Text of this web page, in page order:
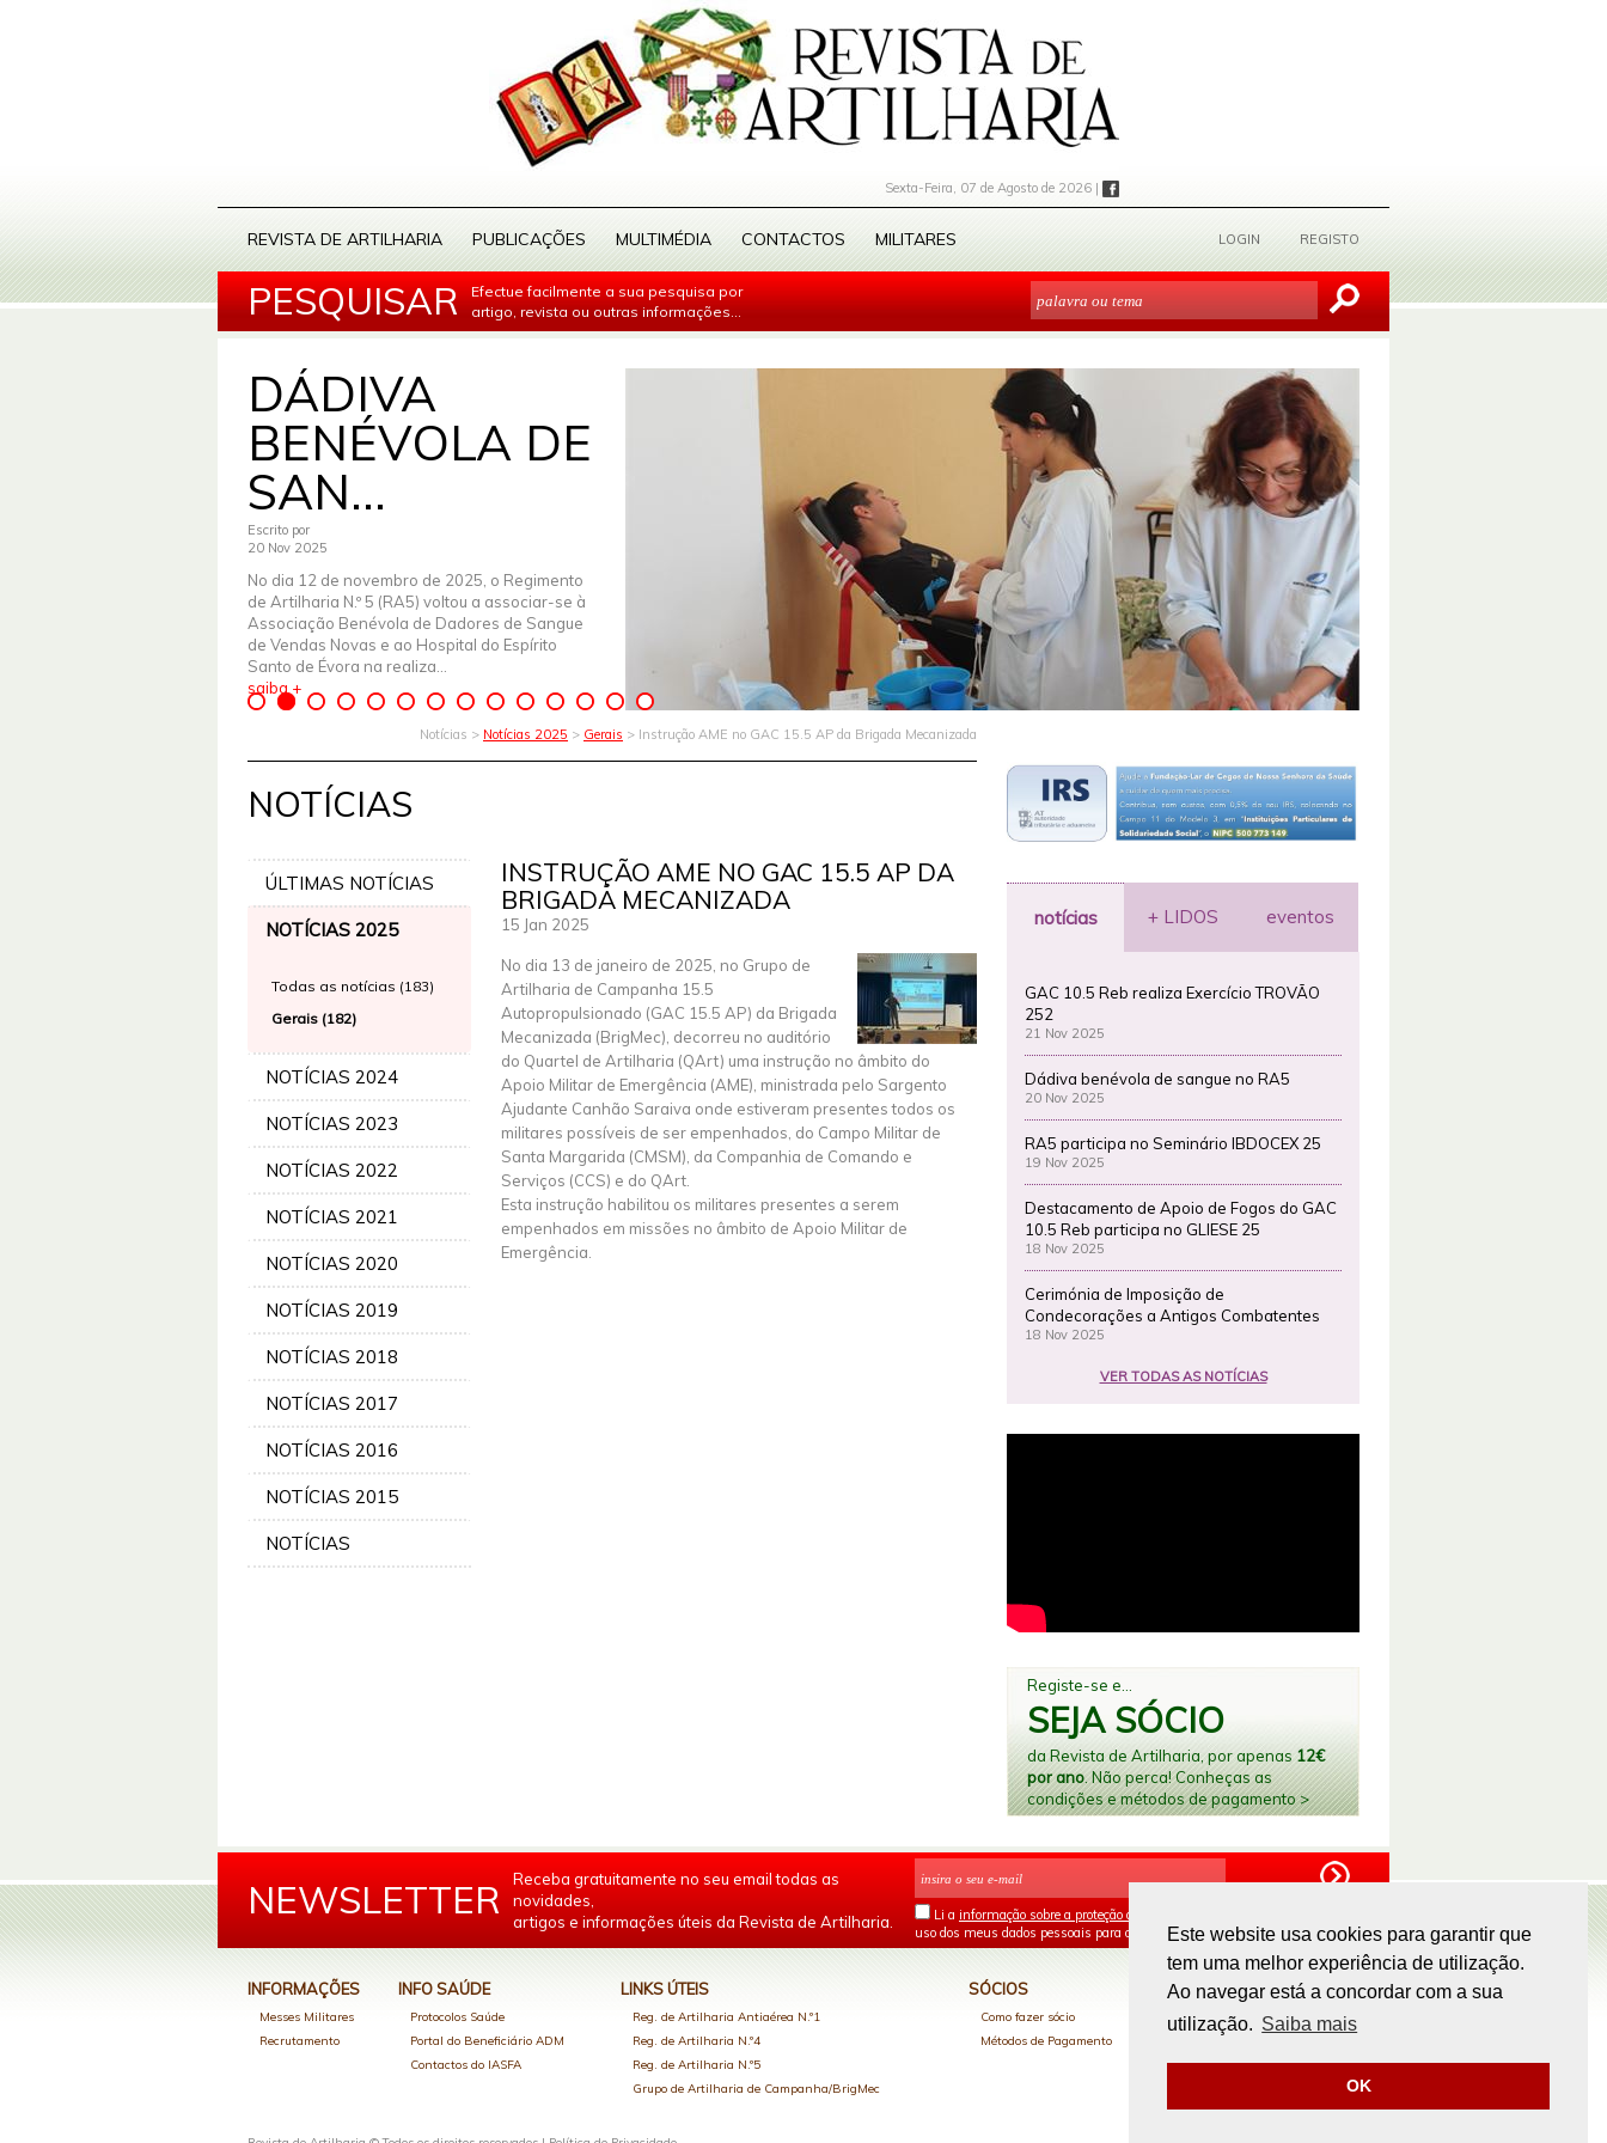
Este website usa cookies para garantir que
tem uma melhor experiência de utilização.
Ao navegar está a concordar com a sua
utilização. Saiba mais
OK
Sexta-Feira, 07 de Agosto de 2026 |
REVISTA DE ARTILHARIA PUBLICAÇÕES MULTIMÉDIA CONTACTOS MILITARES LOGIN REGISTO
PESQUISAR
Efectue facilmente a sua pesquisa por
artigo, revista ou outras informações...
DÁDIVA
BENÉVOLA DE
SAN...
Escrito por
20 Nov 2025
No dia 12 de novembro de 2025, o Regimento
de Artilharia N.º 5 (RA5) voltou a associar-se à
Associação Benévola de Dadores de Sangue
de Vendas Novas e ao Hospital do Espírito
Santo de Évora na realiza...
saiba +
Notícias > Notícias 2025 > Gerais > Instrução AME no GAC 15.5 AP da Brigada Mecanizada
NOTÍCIAS
ÚLTIMAS NOTÍCIAS
NOTÍCIAS 2025
Todas as notícias (183)
Gerais (182)
NOTÍCIAS 2024
NOTÍCIAS 2023
NOTÍCIAS 2022
NOTÍCIAS 2021
NOTÍCIAS 2020
NOTÍCIAS 2019
NOTÍCIAS 2018
NOTÍCIAS 2017
NOTÍCIAS 2016
NOTÍCIAS 2015
NOTÍCIAS
INSTRUÇÃO AME NO GAC 15.5 AP DA
BRIGADA MECANIZADA
15 Jan 2025
No dia 13 de janeiro de 2025, no Grupo de
Artilharia de Campanha 15.5
Autopropulsionado (GAC 15.5 AP) da Brigada
Mecanizada (BrigMec), decorreu no auditório
do Quartel de Artilharia (QArt) uma instrução no âmbito do
Apoio Militar de Emergência (AME), ministrada pelo Sargento
Ajudante Canhão Saraiva onde estiveram presentes todos os
militares possíveis de ser empenhados, do Campo Militar de
Santa Margarida (CMSM), da Companhia de Comando e
Serviços (CCS) e do QArt.
Esta instrução habilitou os militares presentes a serem
empenhados em missões no âmbito de Apoio Militar de
Emergência.
notícias + LIDOS eventos
GAC 10.5 Reb realiza Exercício TROVÃO
252
21 Nov 2025
Dádiva benévola de sangue no RA5
20 Nov 2025
RA5 participa no Seminário IBDOCEX 25
19 Nov 2025
Destacamento de Apoio de Fogos do GAC
10.5 Reb participa no GLIESE 25
18 Nov 2025
Cerimónia de Imposição de
Condecorações a Antigos Combatentes
18 Nov 2025
VER TODAS AS NOTÍCIAS
Registe-se e...
SEJA SÓCIO
da Revista de Artilharia, por apenas 12€
por ano. Não perca! Conheças as
condições e métodos de pagamento >
NEWSLETTER
Receba gratuitamente no seu email todas as
novidades,
artigos e informações úteis da Revista de Artilharia.
Li a informação sobre a proteção de dados
uso dos meus dados pessoais para os fins mencionados.
INFORMAÇÕES
Messes Militares
Recrutamento
INFO SAÚDE
Protocolos Saúde
Portal do Beneficiário ADM
Contactos do IASFA
LINKS ÚTEIS
Reg. de Artilharia Antiaérea N.º1
Reg. de Artilharia N.º4
Reg. de Artilharia N.º5
Grupo de Artilharia de Campanha/BrigMec
SÓCIOS
Como fazer sócio
Métodos de Pagamento
PAGAMENTOS ONLINE